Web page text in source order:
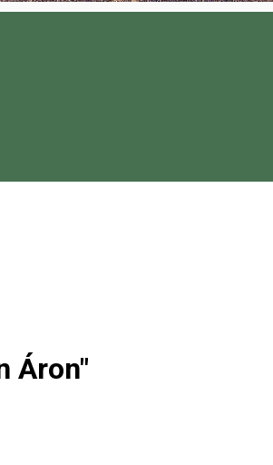
Áron"